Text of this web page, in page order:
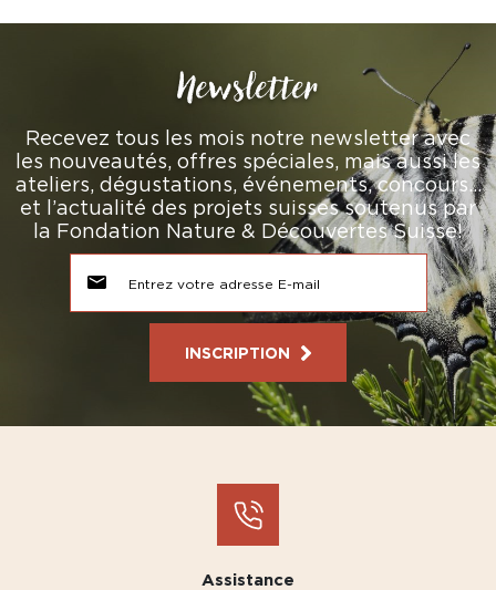
Newsletter
Recevez tous les mois notre newsletter avec
les nouveautés, offres spéciales, mais aussi les
ateliers, dégustations, événements, concours…
et l’actualité des projets suisses soutenus par
la Fondation Nature & Découvertes Suisse!
INSCRIPTION
Assistance